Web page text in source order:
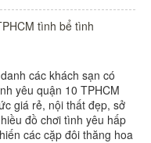
bể bơi
tình bể tình
các khách sạn có
yêu quận 10 TPHCM
giá rẻ, nội thất đẹp, sở
đồ chơi tình yêu hấp
các cặp đôi thăng hoa